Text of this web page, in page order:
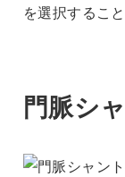
を選択するこ
門脈シ